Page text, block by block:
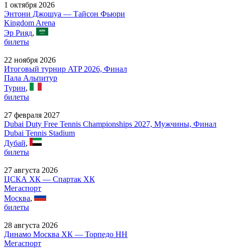
1 октября 2026
Энтони Джошуа — Тайсон Фьюри
Kingdom Arena
Эр Рияд,
билеты
22 ноября 2026
Итоговый турнир ATP 2026, Финал
Пала Альпитур
Турин,
билеты
27 февраля 2027
Dubai Duty Free Tennis Championships 2027, Мужчины, Финал
Dubai Tennis Stadium
Дубай,
билеты
27 августа 2026
ЦСКА ХК — Спартак ХК
Мегаспорт
Москва,
билеты
28 августа 2026
Динамо Москва ХК — Торпедо НН
Мегаспорт